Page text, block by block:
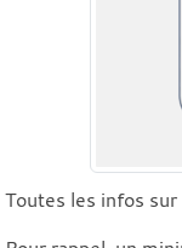
Toutes les infos